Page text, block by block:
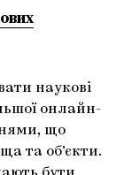
наукові
онлайн-
що
та об’єкти.